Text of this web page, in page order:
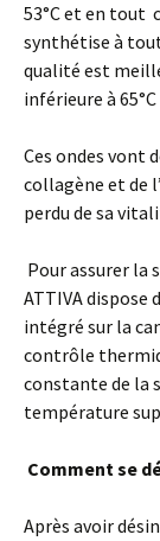
53°C et en tout
synthétise à
qualité est
inférieure à 65°C
Ces ondes vont
collagène et de
perdu de sa
Pour assurer la
ATTIVA dispose
intégré sur la
contrôle
constante de la
température
Comment se
Après avoir